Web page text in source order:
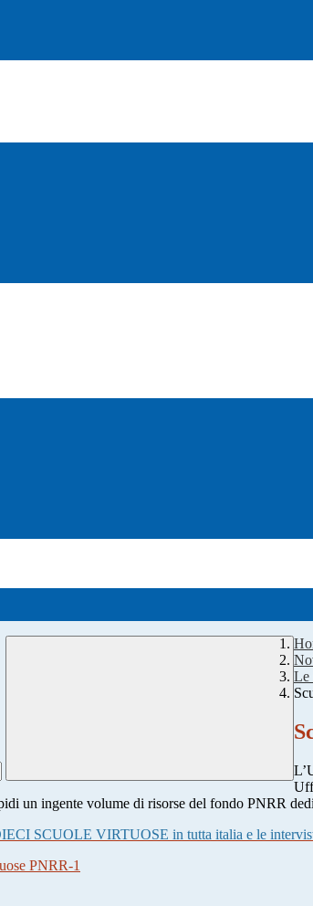
Le
un ingente volume di risorse del fondo PNRR
SCUOLE VIRTUOSE in tutta italia e le